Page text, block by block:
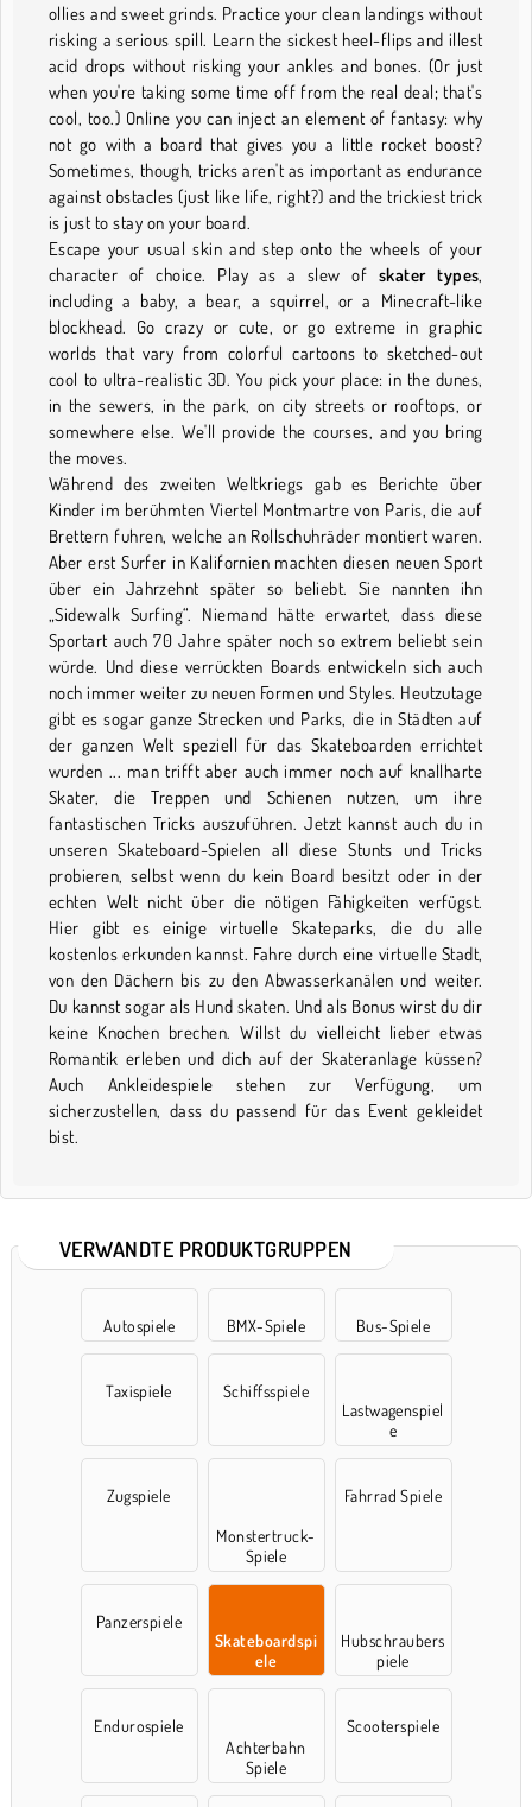
ollies and sweet grinds. Practice your clean landings without
risking a serious spill. Learn the sickest heel-flips and illest
acid drops without risking your ankles and bones. (Or just
when you're taking some time off from the real deal; that's
cool, too.) Online you can inject an element of fantasy: why
not go with a board that gives you a little rocket boost?
Sometimes, though, tricks aren't as important as endurance
against obstacles (just like life, right?) and the trickiest trick
is just to stay on your board.
Escape your usual skin and step onto the wheels of your
character of choice. Play as a slew of skater types,
including a baby, a bear, a squirrel, or a Minecraft-like
blockhead. Go crazy or cute, or go extreme in graphic
worlds that vary from colorful cartoons to sketched-out
cool to ultra-realistic 3D. You pick your place: in the dunes,
in the sewers, in the park, on city streets or rooftops, or
somewhere else. We'll provide the courses, and you bring
the moves.
Während des zweiten Weltkriegs gab es Berichte über
Kinder im berühmten Viertel Montmartre von Paris, die auf
Brettern fuhren, welche an Rollschuhräder montiert waren.
Aber erst Surfer in Kalifornien machten diesen neuen Sport
über ein Jahrzehnt später so beliebt. Sie nannten ihn
„Sidewalk Surfing“. Niemand hätte erwartet, dass diese
Sportart auch 70 Jahre später noch so extrem beliebt sein
würde. Und diese verrückten Boards entwickeln sich auch
noch immer weiter zu neuen Formen und Styles. Heutzutage
gibt es sogar ganze Strecken und Parks, die in Städten auf
der ganzen Welt speziell für das Skateboarden errichtet
wurden ... man trifft aber auch immer noch auf knallharte
Skater, die Treppen und Schienen nutzen, um ihre
fantastischen Tricks auszuführen. Jetzt kannst auch du in
unseren Skateboard-Spielen all diese Stunts und Tricks
probieren, selbst wenn du kein Board besitzt oder in der
echten Welt nicht über die nötigen Fähigkeiten verfügst.
Hier gibt es einige virtuelle Skateparks, die du alle
kostenlos erkunden kannst. Fahre durch eine virtuelle Stadt,
von den Dächern bis zu den Abwasserkanälen und weiter.
Du kannst sogar als Hund skaten. Und als Bonus wirst du dir
keine Knochen brechen. Willst du vielleicht lieber etwas
Romantik erleben und dich auf der Skateranlage küssen?
Auch Ankleidespiele stehen zur Verfügung, um
sicherzustellen, dass du passend für das Event gekleidet
bist.
VERWANDTE PRODUKTGRUPPEN
Autospiele BMX-Spiele Bus-Spiele
Taxispiele
Schiffsspiele
Lastwagenspiel
e
Zugspiele
Monstertruck-
Spiele
Fahrrad Spiele
Panzerspiele
Skateboardspi
ele
Hubschraubers
piele
Endurospiele
Achterbahn
Spiele
Scooterspiele